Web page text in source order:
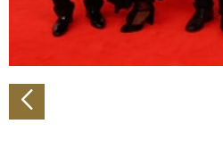
zu können und die Zugriffe auf
analysieren. Außerdem geben
Verwendung unserer Website
Partner führen diese
weiteren Daten zusammen, die